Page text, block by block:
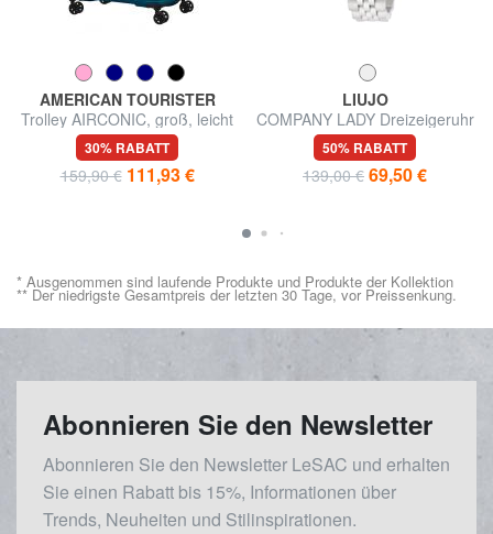
AMERICAN TOURISTER
Trolley AIRCONIC, groß, leicht
30% RABATT
159,90 € 111,93 €
LIUJO
COMPANY LADY Dreizeigeruhr
mit Seiko VJ12 Uhrwerk
50% RABATT
139,00 € 69,50 €
* Ausgenommen sind laufende Produkte und Produkte der Kollektion
** Der niedrigste Gesamtpreis der letzten 30 Tage, vor Preissenkung.
Abonnieren Sie den Newsletter
Abonnieren Sie den Newsletter LeSAC und erhalten
Sie einen Rabatt bis 15%, Informationen über
Trends, Neuheiten und Stilinspirationen.